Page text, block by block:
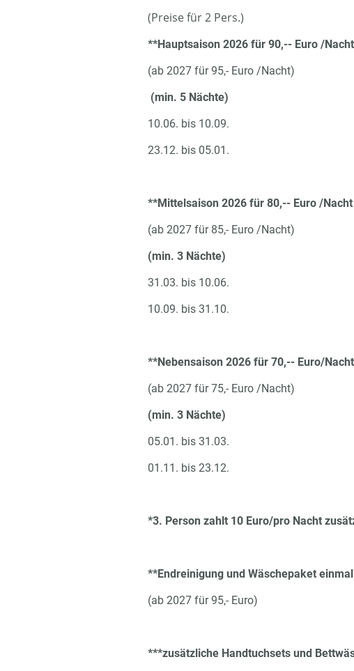
(Preise für 2 Pers.)
**Hauptsaison 2026 für 90,-- Euro /Nacht
(ab 2027 für 95,- Euro /Nacht)
(min. 5 Nächte)
10.06. bis 10.09.
23.12. bis 05.01.
**Mittelsaison 2026 für 80,-- Euro /Nacht
(ab 2027 für 85,- Euro /Nacht)
(min. 3 Nächte)
31.03. bis 10.06.
10.09. bis 31.10.
**Nebensaison 2026 für 70,-- Euro/Nacht
(ab 2027 für 75,- Euro /Nacht)
(min. 3 Nächte)
05.01. bis 31.03.
01.11. bis 23.12.
*3. Person zahlt 10 Euro/pro Nacht
**Endreinigung und Wäschepaket
(ab 2027 für 95,- Euro)
***zusätzliche Handtuchsets und